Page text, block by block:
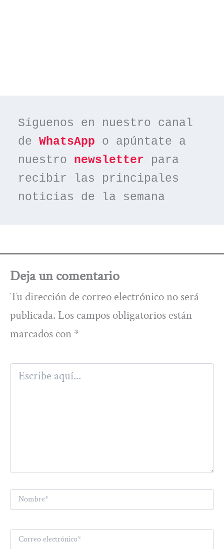
Síguenos en nuestro canal
de WhatsApp o apúntate a
nuestro newsletter para
recibir las principales
noticias de la semana
Deja un comentario
Tu dirección de correo electrónico no será
publicada. Los campos obligatorios están
marcados con *
Escribe
aquí...
Nombre*
Correo
electrónico*